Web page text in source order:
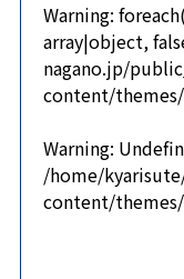
Warning:
array|object,
nagano.jp/
content/
Warning:
/home/
content/